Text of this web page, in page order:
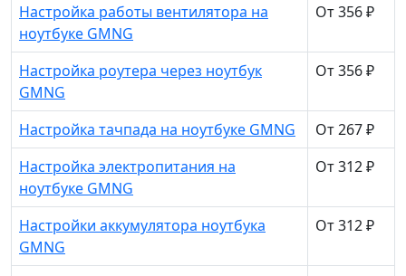
Настройка работы вентилятора на
ноутбуке GMNG
От 356 ₽
Настройка роутера через ноутбук
GMNG
От 356 ₽
Настройка тачпада на ноутбуке GMNG
От 267 ₽
Настройка электропитания на
ноутбуке GMNG
От 312 ₽
Настройки аккумулятора ноутбука
GMNG
От 312 ₽